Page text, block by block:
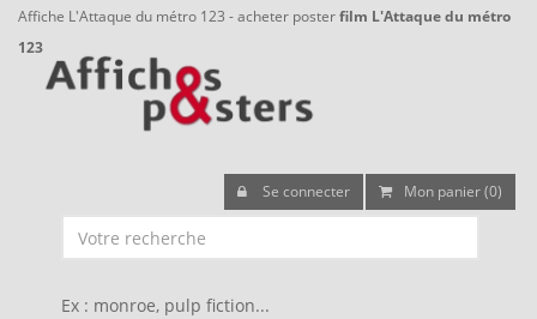
Affiche L'Attaque du métro 123 - acheter posterfilm L'Attaque du métro
123
Se connecter Mon panier (0)
Ex : monroe, pulp fiction...